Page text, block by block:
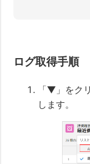
ログ取得手順
「▼」をク
します。